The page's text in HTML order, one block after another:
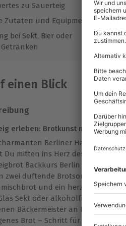
zu Sauerteig
Zutaten und Equipment
bei Sekt, Bier oder
einen Blick
erleben: Brotkunst mit Berliner
Berliner
Du mitten ins Herz des
Backkurs Berlin Masterclass
zwei duftende Brotsorten
und ein herzhaftes
Sekt oder alkoholfreiem
Bäckermeister an Deiner Seite
Brot – Schritt für Schritt